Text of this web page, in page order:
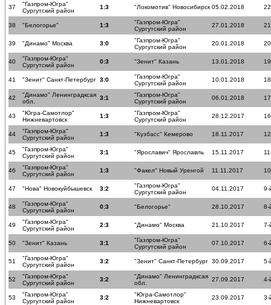
37
"Газпром-Югра"
Сургутский район
1:3 "Локомотив" Новосибирск 05.02.2018
38 "Белогорье" 1:3
"Газпром-Югра"
Сургутский район
27.01.2018
39 "Динамо" Москва 3:0
"Газпром-Югра"
Сургутский район
20.01.2018
40
"Газпром-Югра"
Сургутский район
0:3 "Зенит" Казань 13.01.2018
41 "Зенит" Санкт-Петербург 3:0
"Газпром-Югра"
Сургутский район
10.01.2018
42
"Динамо" Ленинградксая
обл.
3:1
"Газпром-Югра"
Сургутский район
06.01.2018
43
"Югра-Самотлор"
Нижневартовск
1:3
"Газпром-Югра"
Сургутский район
28.12.2017
44
"Газпром-Югра"
Сургутский район
1:3 "Кузбасс" Кемерово 18.11.2017
45
"Газпром-Югра"
Сургутский район
3:1 "Ярославич" Ярославль 15.11.2017
46
"Газпром-Югра"
Сургутский район
1:3 "Факел" Новый Уренгой 11.11.2017
47 "Нова" Новокуйбышевск 3:2
"Газпром-Югра"
Сургутский район
04.11.2017 9-
48
"Газпром-Югра"
Сургутский район
0:3 "Белогорье" 28.10.2017 8-
49
"Газпром-Югра"
Сургутский район
2:3 "Динамо" Москва 21.10.2017 7-
50 "Зенит" Казань 3:1
"Газпром-Югра"
Сургутский район
07.10.2017 6-
51
"Газпром-Югра"
Сургутский район
3:2 "Зенит" Санкт-Петербург 30.09.2017 5-
52
"Газпром-Югра"
Сургутский район
3:2
"Динамо" Ленинградксая
обл.
27.09.2017 4-
53
"Газпром-Югра"
Сургутский район
3:2
"Югра-Самотлор"
Нижневартовск
23.09.2017 3-